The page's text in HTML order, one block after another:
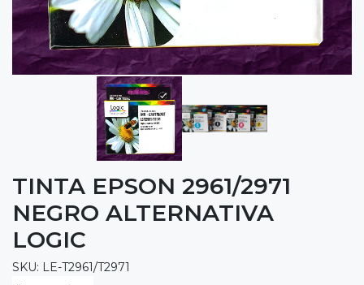
TINTA EPSON 2961/2971
NEGRO ALTERNATIVA
LOGIC
SKU: LE-T2961/T2971